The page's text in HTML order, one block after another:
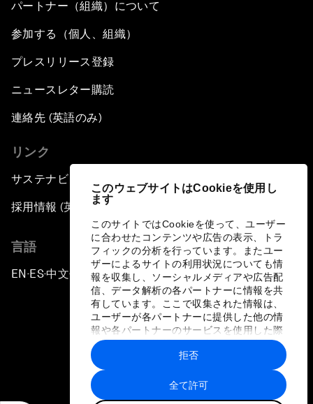
このウェブサイトはCookieを使用し
ます
このサイトではCookieを使って、ユーザー
に合わせたコンテンツや広告の表示、トラ
フィックの分析を行っています。またユー
ザーによるサイトの利用状況についても情
報を収集し、ソーシャルメディアや広告配
信、データ解析の各パートナーに情報を共
有しています。ここで収集された情報は、
ユーザーが各パートナーに提供した他の情
報や各パートナーのサービスを使用した際
に収集された情報と組み合わされ、各パー
トナーによって使用されることがありま
す。
全て許可
拒否
パートナー（組織）について
参加する（個人、組織）
プレスリリース登録
ニュースレター購読
連絡先 (英語のみ)
リンク
サステナビリティへの取り組み
採用情報 (英語のみ)
言語
EN ▪ES▪中文▪ 日本語
プライバシーポリシーと利用規約
サイトマップ